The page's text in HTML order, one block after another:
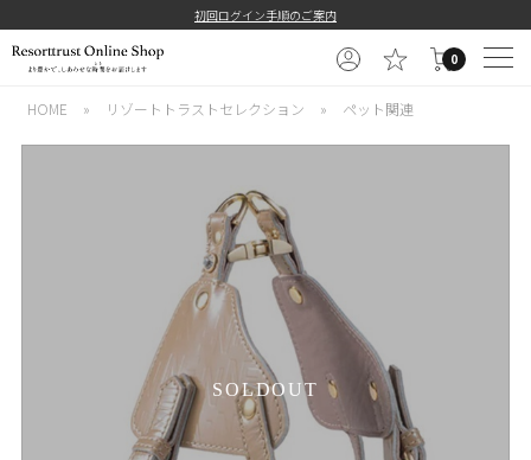
初回ログイン手順のご案内
0
HOME » リゾートトラストセレクション » ペット関連
SOLDOUT